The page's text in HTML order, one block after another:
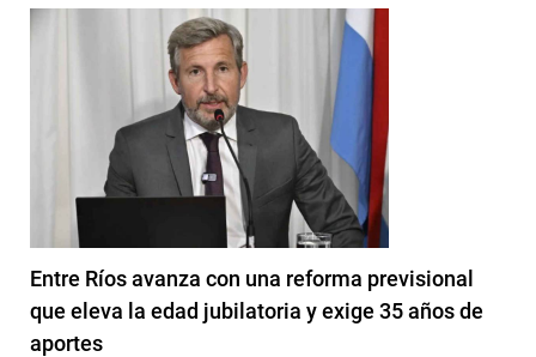
Entre Ríos avanza con una reforma previsional
que eleva la edad jubilatoria y exige 35 años de
aportes